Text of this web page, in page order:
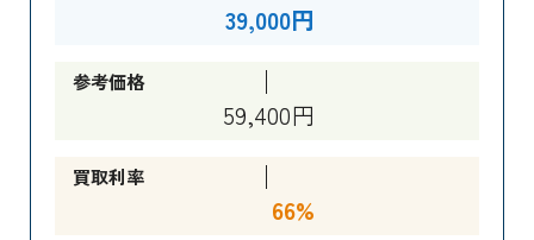
39,000円
参考価格
59,400円
買取利率
66%